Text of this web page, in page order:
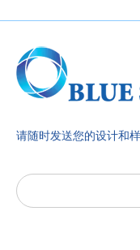
请随时发送您的设计和